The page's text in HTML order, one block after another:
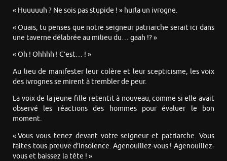
« Huuuuuh ? Ne sois pas stupide ! » hurla un ivrogne.
« Ouais, tu penses que notre seigneur patriarche serait ici dans
une taverne délabrée au milieu du… gaah !? »
« Oh ! Ohhhh ! C’est… ! »
Au lieu de manifester leur colère et leur scepticisme, les voix
des ivrognes se mirent à trembler de peur.
La voix de la jeune fille retentit à nouveau, comme si elle avait
observé les réactions des hommes pour évaluer le bon
moment.
« Vous vous tenez devant votre seigneur et patriarche. Vous
faites tous preuve d’insolence. Agenouillez-vous ! Agenouillez-
vous et baissez la tête ! »